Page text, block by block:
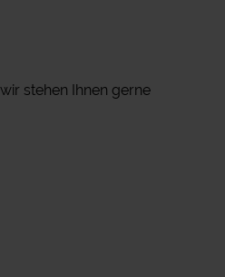
stehen Ihnen gerne